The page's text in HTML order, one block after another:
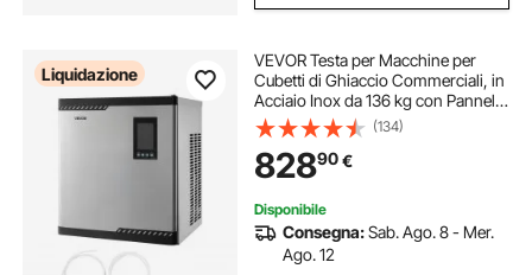
Liquidazione
VEVOR Testa per Macchine per
Cubetti di Ghiaccio Commerciali, in
Acciaio Inox da 136 kg con Pannello
di Controllo Intelligente,
Autopulente, Spessore Regolabile,
per Ristoranti, Bar, Solo Testa
(134)
82890€
Disponibile
Consegna:Sab. Ago. 8 - Mer.
Ago. 12